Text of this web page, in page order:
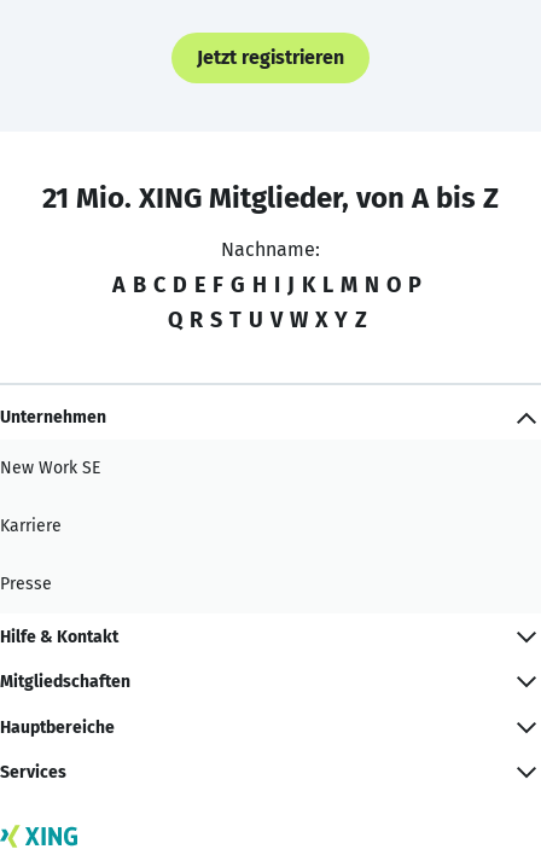
Jetzt registrieren
21 Mio. XING Mitglieder, von A bis Z
Nachname:
A B C D E F G H I J K L M N O P
Q R S T U V W X Y Z
Unternehmen
New Work SE
Karriere
Presse
Hilfe & Kontakt
Mitgliedschaften
Hauptbereiche
Services